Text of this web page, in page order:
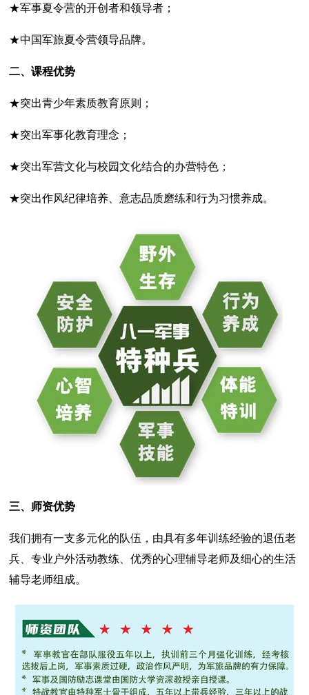
★军事夏令营的开创者和领导者；
★中国军旅夏令营领导品牌。
二、课程优势
★突出青少年素质教育原则；
★突出军事化教育理念；
★突出军营文化与校园文化结合的办营特色；
★突出作风纪律培养、意志品质磨练和行为习惯养成。
三、师资优势
我们拥有一支多元化的队伍，由具有多年训练经验的退伍老
兵、专业户外活动教练、优秀的心理辅导老师及细心的生活
辅导老师组成。